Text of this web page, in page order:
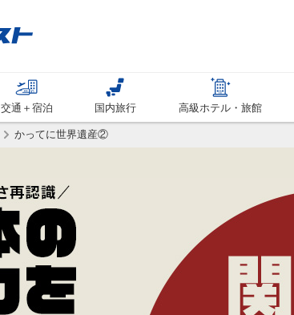
交通＋宿泊 国内旅行 高級ホテル・旅館
かってに世界遺産②